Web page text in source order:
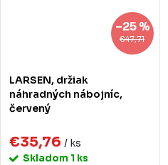
€47,71
–25 %
LARSEN, držiak
náhradných nábojníc,
červený
€35,76 / ks
Skladom 1 ks